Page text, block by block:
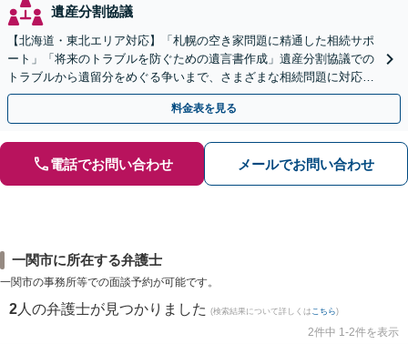
遺産分割協議
【北海道・東北エリア対応】「札幌の空き家問題に精通した相続サポ
ート」「将来のトラブルを防ぐための遺言書作成」遺産分割協議での
トラブルから遺留分をめぐる争いまで、さまざまな相続問題に対応し
ています「アクセス良好・WEB面談対応で安心の相談」
料金表を見る
電話でお問い合わせ メールでお問い合わせ
一関市に所在する弁護士
一関市の事務所等での面談予約が可能です。
2 人の弁護士が見つかりました (検索結果について詳しくは こちら)
2件中 1-2件を表示